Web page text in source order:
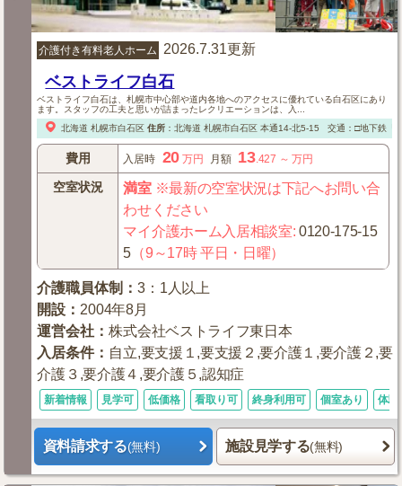
介護付き有料老人ホーム 2026.7.31更新
ベストライフ白石
ベストライフ白石は、札幌市中心部や道内各地へのアクセスに優れている白石区にあり
ます。スタッフの工夫と思いが詰まったレクリエーションは、入...
北海道 札幌市白石区 住所： 北海道 札幌市白石区本通14-北5-15 交通：□地下鉄「
費用 入居時 20 万円 月額 13.427 ～万円
空室状況 満室※最新の空室状況は下記へお問い合
わせください
マイ介護ホーム入居相談室:0120-175-15
5 （9～17時 平日・日曜）
介護職員体制 ：3：1人以上
開設 ： 2004年8月
運営会社 ：株式会社ベストライフ東日本
入居条件： 自立,要支援１,要支援２,要介護１,要介護２,要
介護３,要介護４,要介護５,認知症
新着情報 見学可 低価格 看取り可 終身利用可 個室あり 体験
資料請求する(無料) 施設見学する(無料)